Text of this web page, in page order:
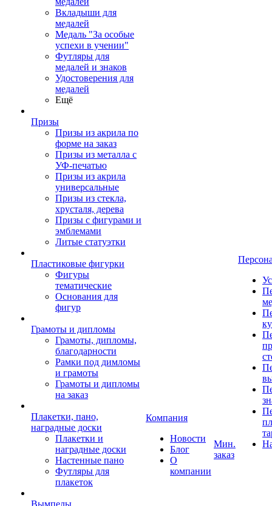
Вкладыши для
медалей
Медаль "За особые
успехи в учении"
Футляры для
медалей и знаков
Удостоверения для
медалей
Ещё
Призы
Призы из акрила по
форме на заказ
Призы из металла с
УФ-печатью
Призы из акрила
универсальные
Призы из стекла,
хрусталя, дерева
Призы с фигурами и
эмблемами
Литые статуэтки
Пластиковые фигурки
Фигуры
тематические
Основания для
фигур
Грамоты и дипломы
Грамоты, дипломы,
благодарности
Рамки под димломы
и грамоты
Грамоты и дипломы
на заказ
Плакетки, пано,
наградные доски
Плакетки и
наградные доски
Настенные пано
Футляры для
плакеток
Вымпелы
Компания
Новости
Блог
О
компании
Мин.
заказ